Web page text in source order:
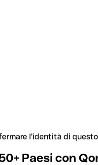
l'identità di
Paesi con